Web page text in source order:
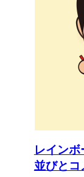
レイン
並びとコ